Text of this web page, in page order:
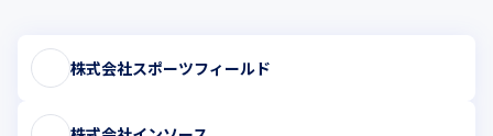
株式会社スポーツフィールド